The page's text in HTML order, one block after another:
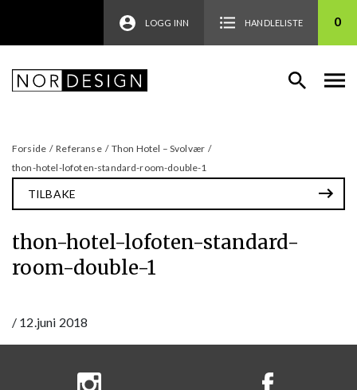
LOGG INN HANDLELISTE 0
Forside / Referanse / Thon Hotel – Svolvær /
thon-hotel-lofoten-standard-room-double-1
TILBAKE
thon-hotel-lofoten-standard-
room-double-1
/ 12.juni 2018